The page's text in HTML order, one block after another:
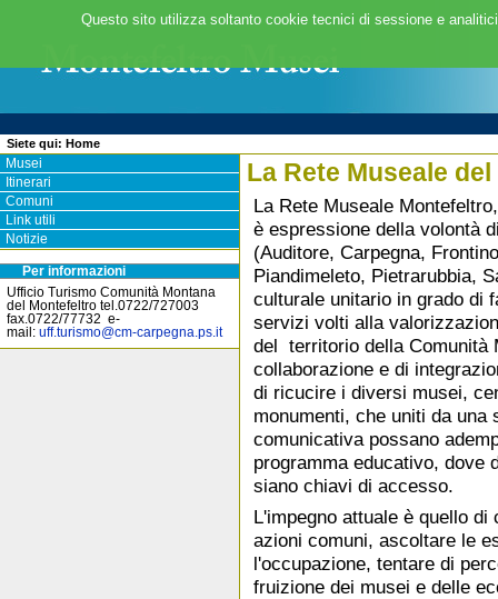
Siete qui: Home
Musei
Itinerari
Comuni
Link utili
Notizie
Per informazioni
Ufficio Turismo Comunità Montana
del Montefeltro tel.0722/727003
fax.0722/77732 e-
mail:uff.turismo@cm-carpegna.ps.it
La Rete Museale
La Rete Museale
è espressione della volontà
(Auditore, Carpegna,
Piandimeleto, Pietrarubbia,
culturale unitario in grado di
servizi volti alla
del territorio della Comunità
collaborazione e di
di ricucire i diversi musei,
monumenti, che uniti da
comunicativa possano
programma educativo, dove
siano chiavi di accesso.
L'impegno attuale è quello
azioni comuni, ascoltare le
l'occupazione, tentare di
fruizione dei musei e delle
Questo sito utilizza soltanto cookie tecnici di sessione e